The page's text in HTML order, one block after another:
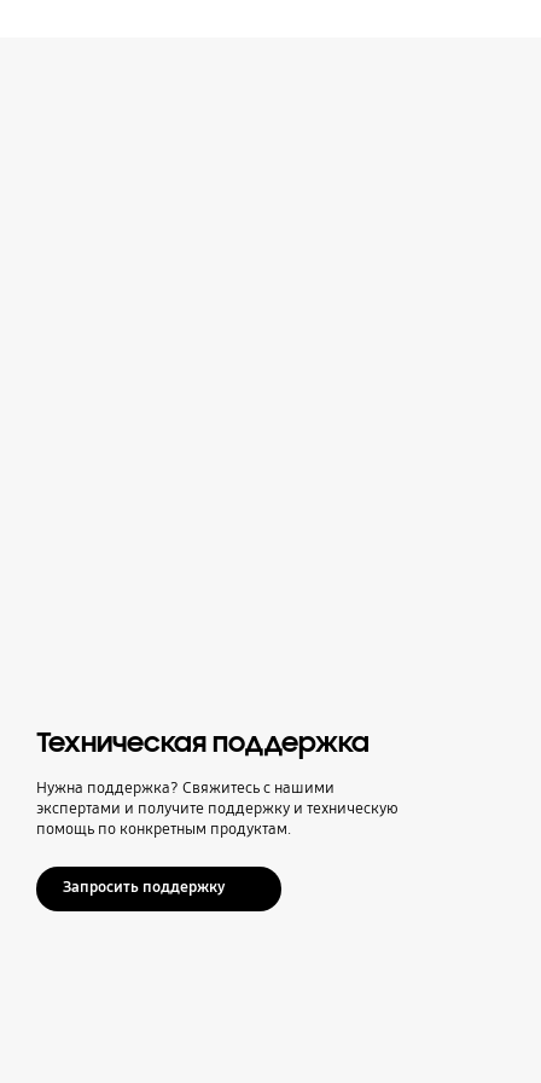
Техническая поддержка
Нужна поддержка? Свяжитесь с нашими
экспертами и получите поддержку и техническую
помощь по конкретным продуктам.
Запросить поддержку